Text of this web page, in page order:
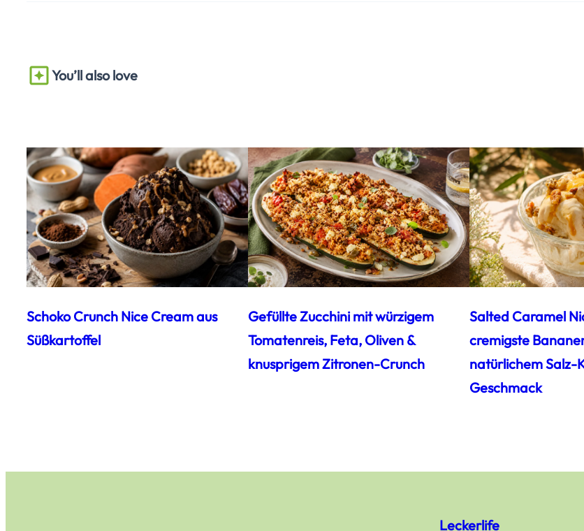
You’ll also love
Schoko Crunch Nice Cream aus
Süßkartoffel
Gefüllte Zucchini mit würzigem
Tomatenreis, Feta, Oliven &
knusprigem Zitronen-Crunch
Salted Caramel
cremigste
natürlichem Salz-
Geschmack
Leckerlife